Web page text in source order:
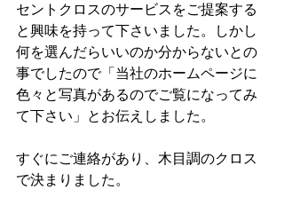
セントクロスのサービスをご提案する
と興味を持って下さいました。しかし
何を選んだらいいのか分からないとの
事でしたので「当社のホームページに
色々と写真があるのでご覧になってみ
て下さい」とお伝えしました。
すぐにご連絡があり、木目調のクロス
で決まりました。